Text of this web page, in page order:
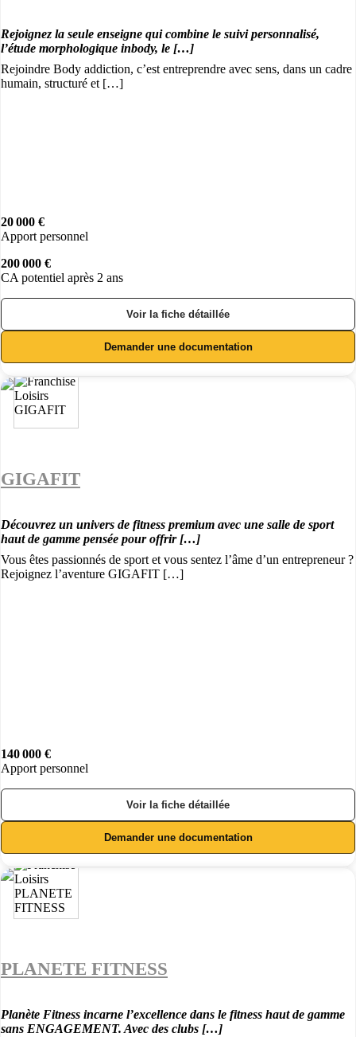
Rejoignez la seule enseigne qui combine le suivi personnalisé,
l’étude morphologique inbody, le […]
Rejoindre Body addiction, c’est entreprendre avec sens, dans un cadre
humain, structuré et […]
20 000 €
Apport personnel
200 000 €
CA potentiel après 2 ans
Voir la fiche détaillée
Demander une documentation
GIGAFIT
Découvrez un univers de fitness premium avec une salle de sport
haut de gamme pensée pour offrir […]
Vous êtes passionnés de sport et vous sentez l’âme d’un entrepreneur ?
Rejoignez l’aventure GIGAFIT […]
140 000 €
Apport personnel
Voir la fiche détaillée
Demander une documentation
PLANETE FITNESS
Planète Fitness incarne l’excellence dans le fitness haut de gamme
sans ENGAGEMENT. Avec des clubs […]